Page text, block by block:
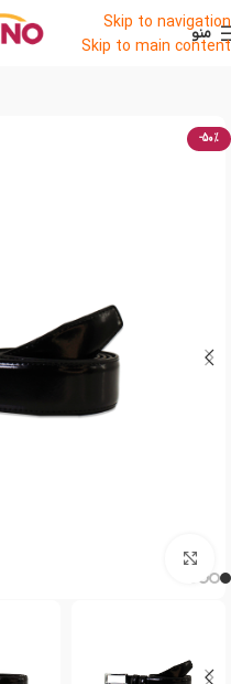
Skip to navigation
Skip to main content
منو
-50%